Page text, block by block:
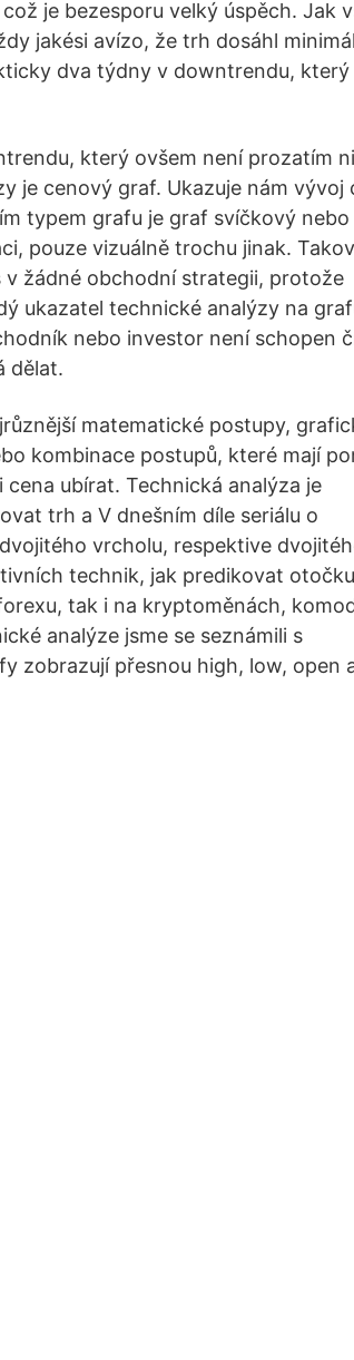
je bezesporu velký úspěch. Jak
jakési avízo, že trh dosáhl
dva týdny v downtrendu, který
který ovšem není prozatím
je cenový graf. Ukazuje nám vývoj
typem grafu je graf svíčkový nebo
pouze vizuálně trochu jinak.
žádné obchodní strategii, protože
ukazatel technické analýzy na
nebo investor není schopen
dělat.
matematické postupy,
kombinace postupů, které mají
ubírat. Technická analýza je
trh a V dnešním díle seriálu o
vrcholu, respektive
technik, jak predikovat otočku
tak i na kryptoměnách,
analýze jsme se seznámili s
zobrazují přesnou high, low, open